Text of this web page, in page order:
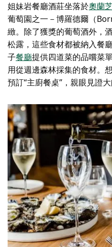
姐妹岩餐廳酒莊坐落於奧蘭
葡萄園之一－博羅德爾（
緻。除了獲獎的葡萄酒外，
松露，這些食材都被納入餐廳
子餐廳提供四道菜的品嚐菜
用從週邊森林採集的食材。
預訂“主廚餐桌”，親眼見證大